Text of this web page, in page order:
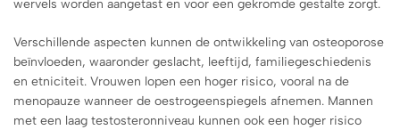
wervels worden aangetast en voor een gekromde gestalte zorgt.
Verschillende aspecten kunnen de ontwikkeling van osteoporose
beïnvloeden, waaronder geslacht, leeftijd, familiegeschiedenis
en etniciteit. Vrouwen lopen een hoger risico, vooral na de
menopauze wanneer de oestrogeenspiegels afnemen. Mannen
met een laag testosteronniveau kunnen ook een hoger risico